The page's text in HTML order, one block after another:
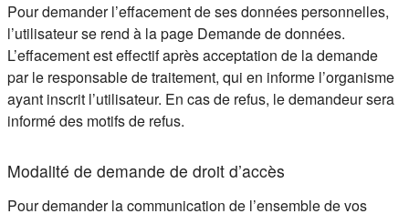
Pour demander l’effacement de ses données personnelles,
l’utilisateur se rend à la page Demande de données.
L’effacement est effectif après acceptation de la demande
par le responsable de traitement, qui en informe l’organisme
ayant inscrit l’utilisateur. En cas de refus, le demandeur sera
informé des motifs de refus.
Modalité de demande de droit d’accès
Pour demander la communication de l’ensemble de vos